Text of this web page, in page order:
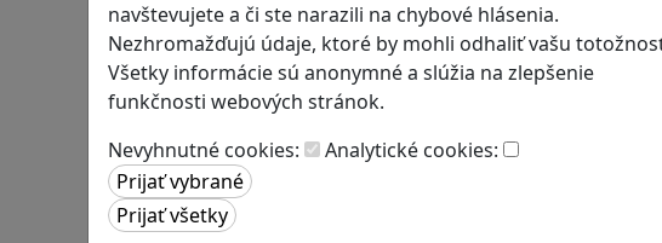
navštevujete a či ste narazili na chybové hlásenia.
Nezhromažďujú údaje, ktoré by mohli odhaliť vašu
Všetky informácie sú anonymné a slúžia na zlepšenie
funkčnosti webových stránok.
Nevyhnutné cookies:
Analytické cookies: